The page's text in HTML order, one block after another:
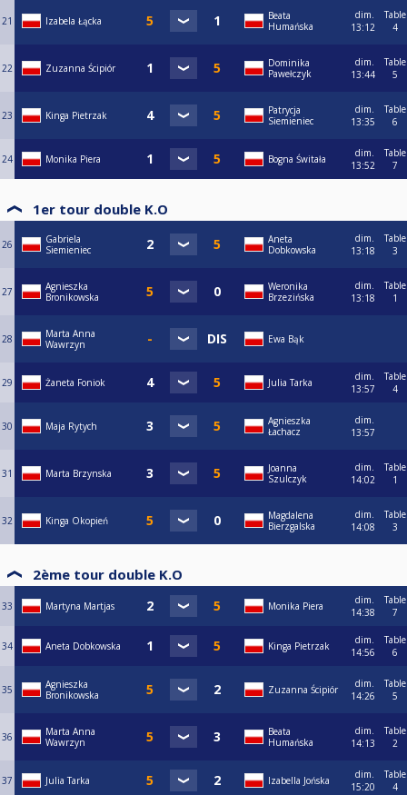
21 Izabela Łącka
Beata
Humańska
dim.
13:12
Table
4
22 Zuzanna Ścipiór
Dominika
Pawełczyk
dim.
13:44
Table
5
23 Kinga Pietrzak
Patrycja
Siemieniec
dim.
13:35
Table
6
24 Monika Piera Bogna Świtała
dim.
13:52
Table
7
1er tour double K.O
26
Gabriela
Siemieniec
Aneta
Dobkowska
dim.
13:18
Table
3
27
Agnieszka
Bronikowska
Weronika
Brzezińska
dim.
13:18
Table
1
28
Marta Anna
Wawrzyn
Ewa Bąk
29 Żaneta Foniok Julia Tarka
dim.
13:57
Table
4
30 Maja Rytych
Agnieszka
Łachacz
dim.
13:57
31 Marta Brzynska
Joanna
Szulczyk
dim.
14:02
Table
1
32 Kinga Okopień
Magdalena
Bierzgalska
dim.
14:08
Table
3
2ème tour double K.O
33 Martyna Martjas Monika Piera
dim.
14:38
Table
7
34 Aneta Dobkowska Kinga Pietrzak
dim.
14:56
Table
6
35
Agnieszka
Bronikowska
Zuzanna Ścipiór
dim.
14:26
Table
5
36
Marta Anna
Wawrzyn
Beata
Humańska
dim.
14:13
Table
2
37 Julia Tarka Izabella Jońska
dim.
15:20
Table
4